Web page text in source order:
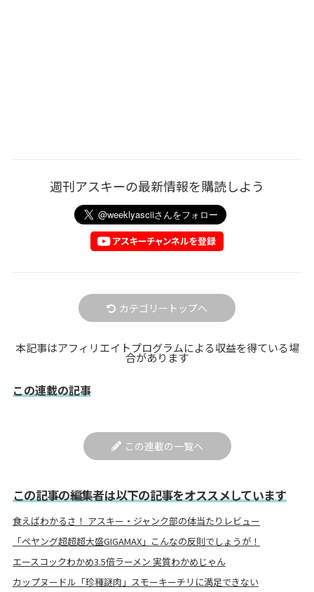
週刊アスキーの最新情報を購読しよう
カテゴリートップへ
本記事はアフィリエイトプログラムによる収益を得ている場
合があります
この連載の記事
この連載の一覧へ
この記事の編集者は以下の記事をオススメしています
食えばわかるさ！ アスキー・ジャンク部の体当たりレビュー
「ペヤング超超超大盛GIGAMAX」こんなの反則でしょうが！
エースコックわかめ3.5倍ラーメン 実質わかめじゃん
カップヌードル「珍種謎肉」スモーキーチリに満足できない